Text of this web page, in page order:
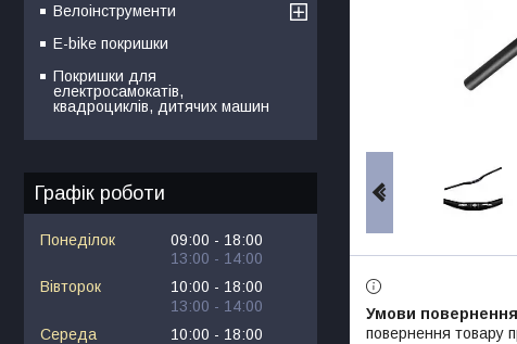
повернення товару
Велоінструменти
E-bike покришки
Покришки для
електросамокатів,
квадроциклів, дитячих машин
Графік роботи
Понеділок 09:00
18:00
13:00
14:00
Вівторок
10:00
18:00
13:00
14:00
Середа
10:00
18:00